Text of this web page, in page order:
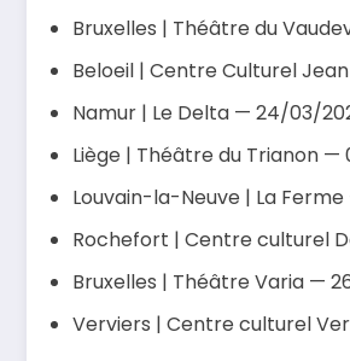
Bruxelles | Théâtre du
Beloeil | Centre Culturel
Namur | Le Delta — 24/03/
Liège | Théâtre du Trianon
Louvain-la-Neuve | La
Rochefort | Centre culturel
Bruxelles | Théâtre Varia —
Verviers | Centre culturel